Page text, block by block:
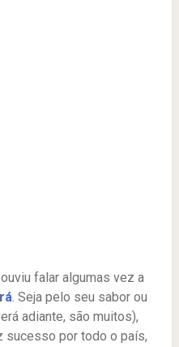
falar algumas vez a
. Seja pelo seu sabor ou
adiante, são muitos),
sucesso por todo o país,